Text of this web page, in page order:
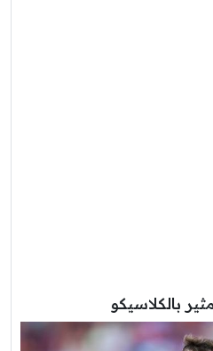
بالكلاسيكو